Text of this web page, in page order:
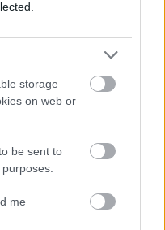
storage
on web or
be sent to
me
adresa web pentru